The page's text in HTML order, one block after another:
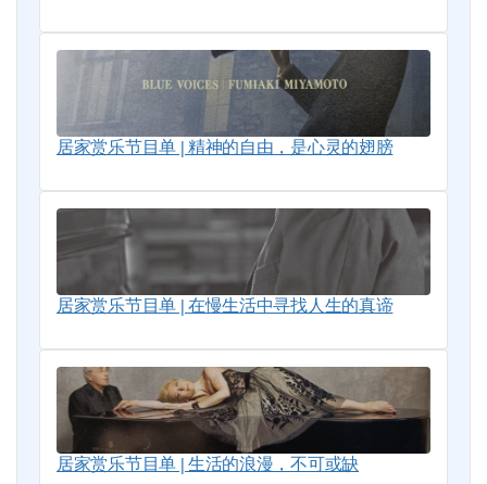
居家赏乐节目单 | 精神的自由，是心灵的翅膀
居家赏乐节目单 | 在慢生活中寻找人生的真谛
居家赏乐节目单 | 生活的浪漫，不可或缺